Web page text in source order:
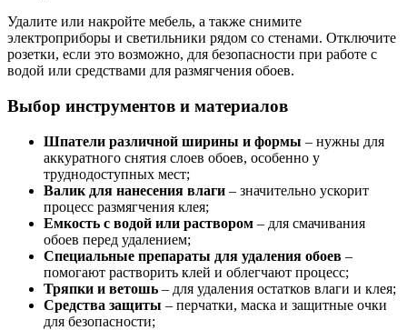
Удалите или накройте мебель, а также снимите
электроприборы и светильники рядом со стенами. Отключите
розетки, если это возможно, для безопасности при работе с
водой или средствами для размягчения обоев.
Выбор инструментов и материалов
Шпатели различной ширины и формы – нужны для
аккуратного снятия слоев обоев, особенно у
труднодоступных мест;
Валик для нанесения влаги – значительно ускорит
процесс размягчения клея;
Емкость с водой или раствором – для смачивания
обоев перед удалением;
Специальные препараты для удаления обоев –
помогают растворить клей и облегчают процесс;
Тряпки и ветошь – для удаления остатков влаги и клея;
Средства защиты – перчатки, маска и защитные очки
для безопасности;